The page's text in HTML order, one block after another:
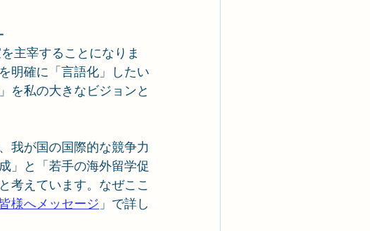
主宰することになりま
明確に「言語化」したい
を私の大きなビジョンと
我が国の国際的な競争力
」と「若手の海外留学促
考えています。なぜここ
様へメッセージ 」で詳し